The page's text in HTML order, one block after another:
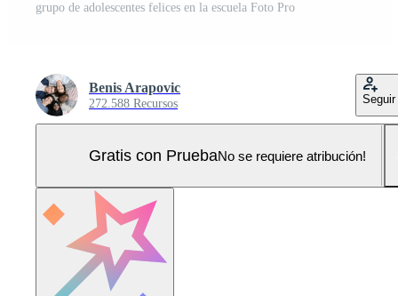
grupo de adolescentes felices en la escuela Foto Pro
Benis Arapovic
272.588 Recursos Seguir
Gratis con PruebaNo se requiere atribución!